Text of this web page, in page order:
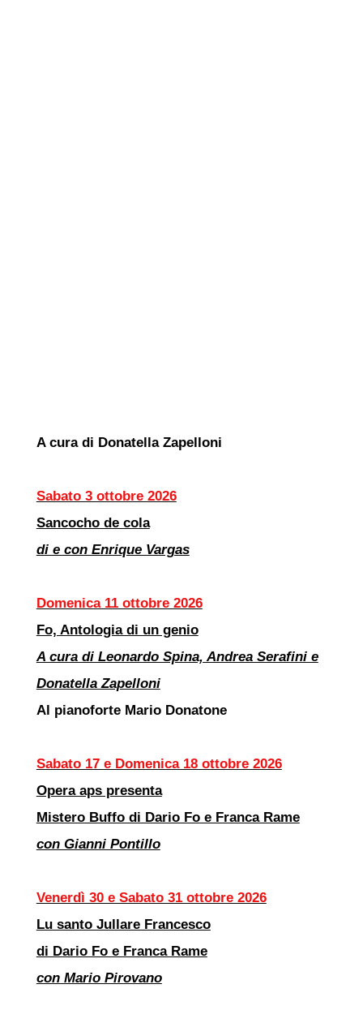
A cura di Donatella Zapelloni
Sabato 3 ottobre 2026
Sancocho de cola
di e con Enrique Vargas
Domenica 11 ottobre 2026
Fo, Antologia di un genio
A cura di Leonardo Spina, Andrea Serafini e
Donatella Zapelloni
Al pianoforte Mario Donatone
Sabato 17 e Domenica 18 ottobre 2026
Opera aps presenta
Mistero Buffo di Dario Fo e Franca Rame
con Gianni Pontillo
Venerdì 30 e Sabato 31 ottobre 2026
Lu santo Jullare Francesco
di Dario Fo e Franca Rame
con Mario Pirovano